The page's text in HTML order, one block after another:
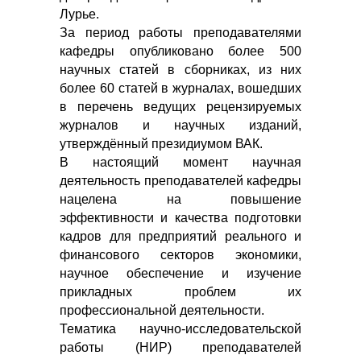
Лурье.
За период работы преподавателями
кафедры опубликовано более 500
научных статей в сборниках, из них
более 60 статей в журналах, вошедших
в перечень ведущих рецензируемых
журналов и научных изданий,
утверждённый президиумом ВАК.
В настоящий момент научная
деятельность преподавателей кафедры
нацелена на повышение
эффективности и качества подготовки
кадров для предприятий реального и
финансового секторов экономики,
научное обеспечение и изучение
прикладных проблем их
профессиональной деятельности.
Тематика научно-исследовательской
работы (НИР) преподавателей